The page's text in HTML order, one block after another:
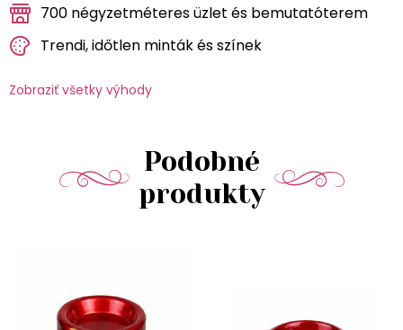
700 négyzetméteres üzlet és bemutatóterem
Trendi, időtlen minták és színek
Zobraziť všetky výhody
Podobné
produkty